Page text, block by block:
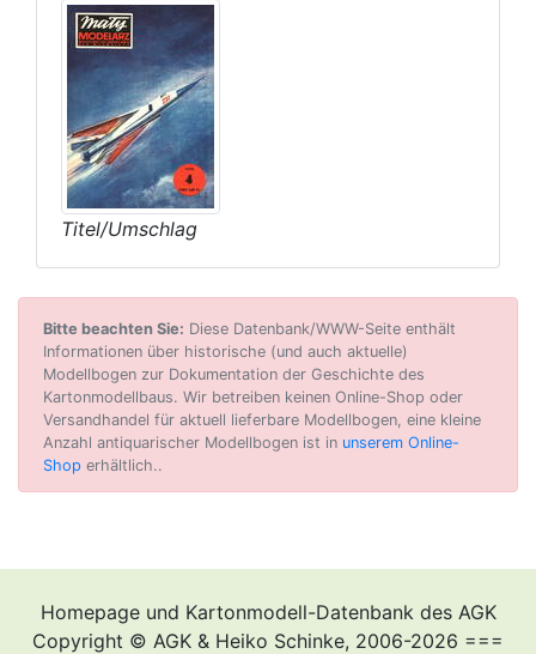
Titel/Umschlag
Bitte beachten Sie: Diese Datenbank/WWW-Seite enthält
Informationen über historische (und auch aktuelle)
Modellbogen zur Dokumentation der Geschichte des
Kartonmodellbaus. Wir betreiben keinen Online-Shop oder
Versandhandel für aktuell lieferbare Modellbogen, eine kleine
Anzahl antiquarischer Modellbogen ist in unserem Online-
Shop erhältlich..
Homepage und Kartonmodell-Datenbank des AGK
Copyright © AGK & Heiko Schinke, 2006-2026 ===